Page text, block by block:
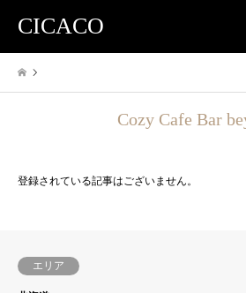
CICACO
Cozy Cafe Bar
登録されている記事はございません。
エリア